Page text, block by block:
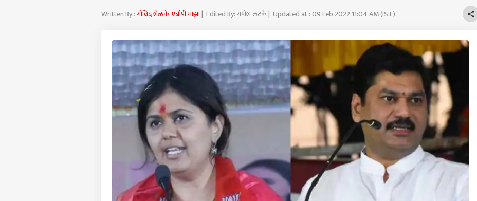
Written By :गोविंद शेळके, एबीपी माझा| Edited By: गणेश लटके | Updated at : 09 Feb 2022 11:04 AM (IST)